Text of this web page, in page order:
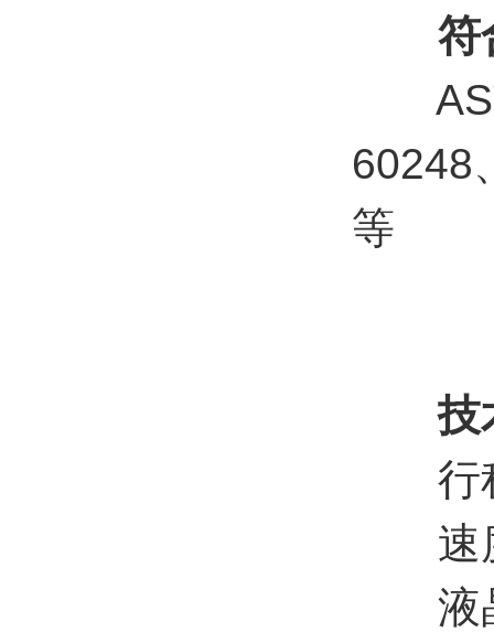
符
60248
等
技
行程
速度
液晶